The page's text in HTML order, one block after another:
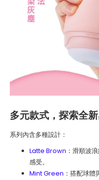
多元款式，探索全
系列內含多種設計：
Latte Brown ：滑順波
感受。
Mint Green ：搭配球